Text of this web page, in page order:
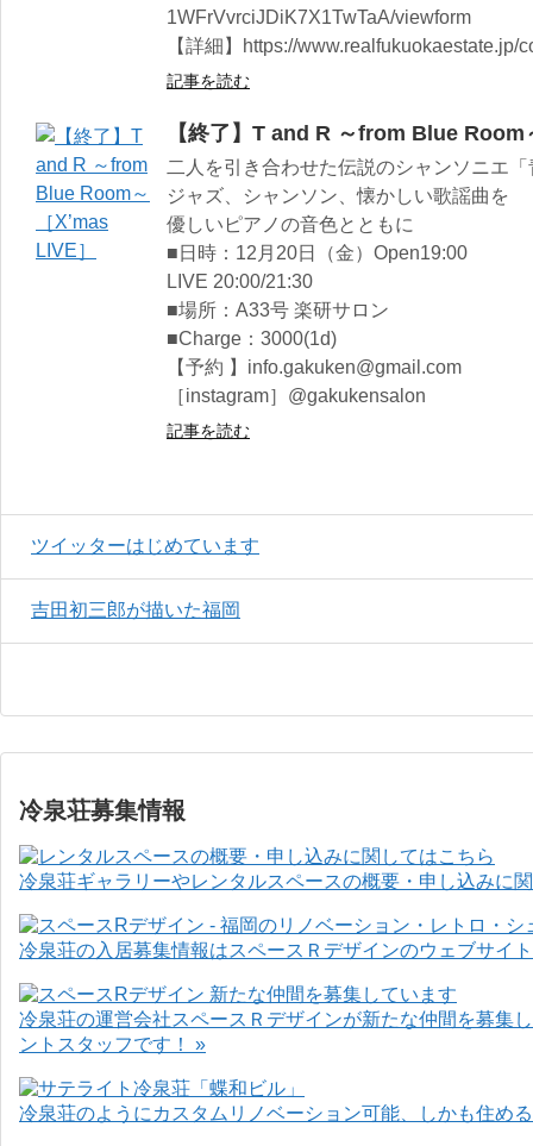
1WFrVvrciJDiK7X1TwTaA/viewform
【詳細】https://www.realfukuokaestate.jp/
記事を読む
【終了】T and R ～from Blue Room
二人を引き合わせた伝説のシャンソニエ
ジャズ、シャンソン、懐かしい歌謡曲を
優しいピアノの音色とともに
■日時：12月20日（金）Open19:00
LIVE 20:00/21:30
■場所：A33号 楽研サロン
■Charge：3000(1d)
【予約 】info.gakuken@gmail.com
［instagram］@gakukensalon
記事を読む
ツイッターはじめています
吉田初三郎が描いた福岡
冷泉荘募集情報
冷泉荘ギャラリーやレンタルスペースの概要・申し込みに
冷泉荘の入居募集情報はスペースＲデザインのウェブサイ
冷泉荘の運営会社スペースＲデザインが新たな仲間を募集
ントスタッフです！ »
冷泉荘のようにカスタムリノベーション可能、しかも住め